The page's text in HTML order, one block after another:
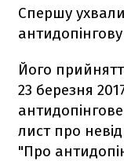
Спершу
антидопінгову
Його
23 березня
лист про
"Про